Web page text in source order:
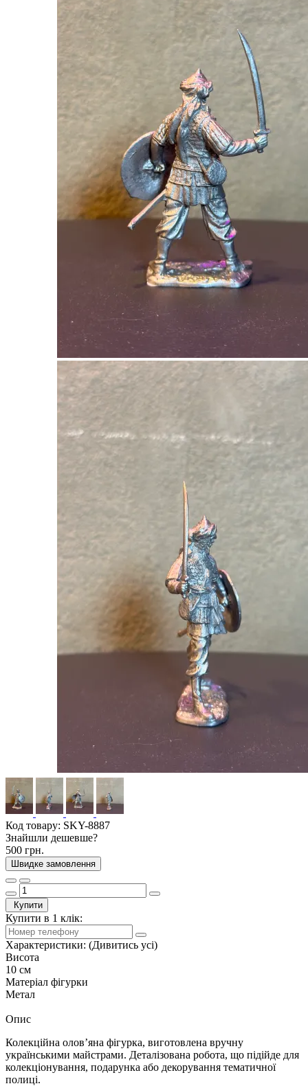
Код товару: SKY-8887
Знайшли дешевше?
500 грн.
Швидке замовлення
Купити
Купити в 1 клік:
Характеристики: (Дивитись усі)
Висота
10 см
Матеріал фігурки
Метал
Опис
Колекційна олов’яна фігурка, виготовлена вручну
українськими майстрами. Деталізована робота, що підійде для
колекціонування, подарунка або декорування тематичної
полиці.